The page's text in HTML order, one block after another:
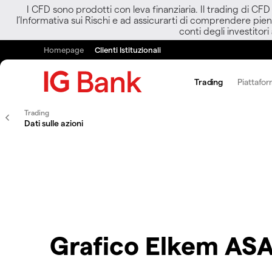
I CFD sono prodotti con leva finanziaria. Il trading di
l’Informativa sui Rischi e ad assicurarti di comprendere
conti degli investitori
Homepage Clienti Istituzionali
Trading
Trading
Dati sulle azioni
Grafico Elkem